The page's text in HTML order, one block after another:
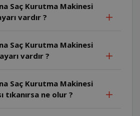
Saç Kurutma Makinesi
vardır ?
Saç Kurutma Makinesi
vardır ?
Saç Kurutma Makinesi
tıkanırsa ne olur ?